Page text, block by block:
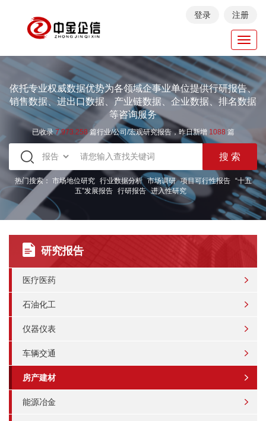
登录 注册
依托专业权威数据优势为各领域企事业单位提供行研报告、
销售数据、进出口数据、产业链数据、企业数据、排名数据
等咨询服务
已收录7.973.258篇行业/公司/宏观研究报告，昨日新增 1088 篇
热门搜索： 市场地位研究 行业数据分析 市场调研 项目可行性报告
“十五
五”发展报告 行研报告 进入性研究
研究报告
医疗医药
石油化工
仪器仪表
车辆交通
房产建材
能源冶金